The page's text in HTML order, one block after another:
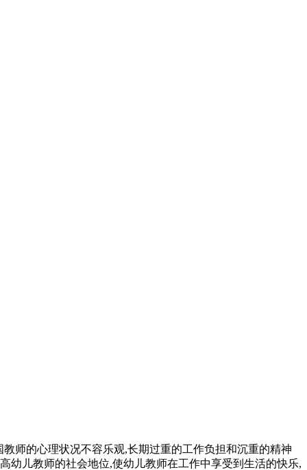
师的心理状况不容乐观,长期过重的工作负担和沉重的精神
幼儿教师的社会地位,使幼儿教师在工作中享受到生活的快乐,